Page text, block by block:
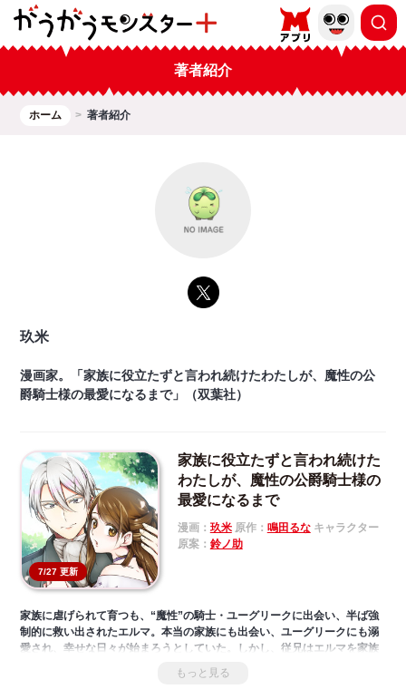
著者紹介
ホーム 著者紹介
玖米
漫画家。「家族に役立たずと言われ続けたわたしが、魔性の公
爵騎士様の最愛になるまで」（双葉社）
7/27 更新
家族に役立たずと言われ続けた
わたしが、魔性の公爵騎士様の
最愛になるまで
漫画： 玖米原作： 鳴田るなキャラクター
原案： 鈴ノ助
家族に虐げられて育つも、“魔性”の騎士・ユーグリークに出会い、半ば強
制的に救い出されたエルマ。本当の家族にも出会い、ユーグリークにも溺
愛され、幸せな日々が始まろうとしていた。しかし、従兄はエルマを家族
と認めず、敵対心むき出し!? 一方で従弟はなぜか、エルマに舞踏会のダ
ンスを申し込み……独占欲の強いユーグリークは嫉妬心むき出し!!
もっと見る